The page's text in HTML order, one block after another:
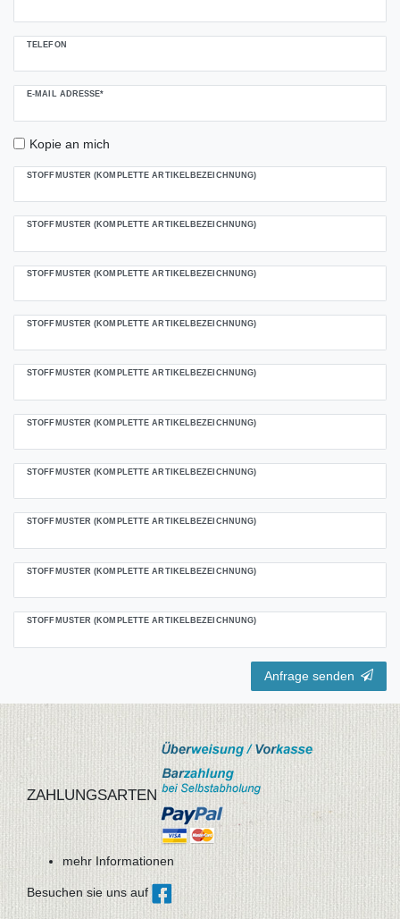
TELEFON
E-MAIL ADRESSE*
Kopie an mich
STOFFMUSTER (KOMPLETTE ARTIKELBEZEICHNUNG)
STOFFMUSTER (KOMPLETTE ARTIKELBEZEICHNUNG)
STOFFMUSTER (KOMPLETTE ARTIKELBEZEICHNUNG)
STOFFMUSTER (KOMPLETTE ARTIKELBEZEICHNUNG)
STOFFMUSTER (KOMPLETTE ARTIKELBEZEICHNUNG)
STOFFMUSTER (KOMPLETTE ARTIKELBEZEICHNUNG)
STOFFMUSTER (KOMPLETTE ARTIKELBEZEICHNUNG)
STOFFMUSTER (KOMPLETTE ARTIKELBEZEICHNUNG)
STOFFMUSTER (KOMPLETTE ARTIKELBEZEICHNUNG)
STOFFMUSTER (KOMPLETTE ARTIKELBEZEICHNUNG)
Anfrage senden
ZAHLUNGSARTEN
mehr Informationen
Besuchen sie uns auf